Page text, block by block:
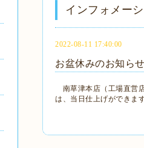
インフォメー
2022-08-11 17:40:00
お盆休みのお知らせ
南草津本店（工場直営
は、当日仕上げができま